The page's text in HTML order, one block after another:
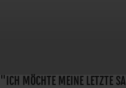
"ICH MÖCHTE MEINE LETZTE